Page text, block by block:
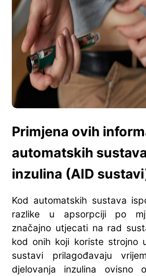
Primjena ovih
automatskih
inzulina (AID
Kod automatskih sustava
razlike u apsorpciji po
značajno utjecati na rad
kod onih koji koriste strojno
sustavi prilagođavaju
djelovanja inzulina ovisno